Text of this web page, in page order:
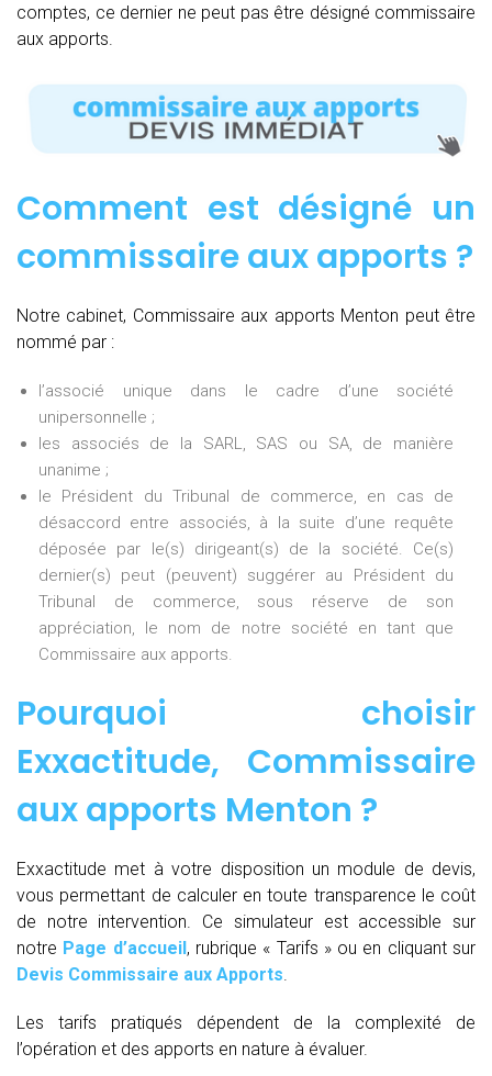
comptes, ce dernier ne peut pas être désigné commissaire
aux apports.
Comment est désigné un
commissaire aux apports ?
Notre cabinet, Commissaire aux apports Menton peut être
nommé par :
l’associé unique dans le cadre d’une société
unipersonnelle ;
les associés de la SARL, SAS ou SA, de manière
unanime ;
le Président du Tribunal de commerce, en cas de
désaccord entre associés, à la suite d’une requête
déposée par le(s) dirigeant(s) de la société. Ce(s)
dernier(s) peut (peuvent) suggérer au Président du
Tribunal de commerce, sous réserve de son
appréciation, le nom de notre société en tant que
Commissaire aux apports.
Pourquoi choisir
Exxactitude, Commissaire
aux apports Menton ?
Exxactitude met à votre disposition un module de devis,
vous permettant de calculer en toute transparence le coût
de notre intervention. Ce simulateur est accessible sur
notre Page d’accueil, rubrique « Tarifs » ou en cliquant sur
Devis Commissaire aux Apports.
Les tarifs pratiqués dépendent de la complexité de
l’opération et des apports en nature à évaluer.